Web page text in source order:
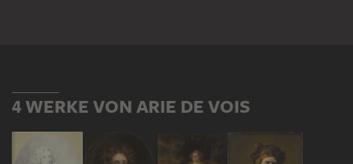
4 WERKE VON ARIE DE VOIS